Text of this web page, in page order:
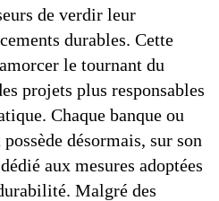
de verdir leur
durables. Cette
le tournant du
projets plus responsables
Chaque banque ou
désormais, sur son
aux mesures adoptées
Malgré des